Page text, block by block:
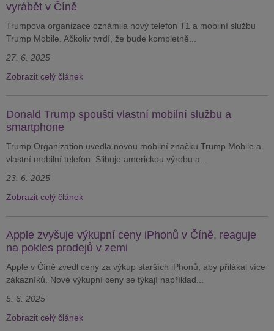
vyrábět v Číně
Trumpova organizace oznámila nový telefon T1 a mobilní službu
Trump Mobile. Ačkoliv tvrdí, že bude kompletně...
27. 6. 2025
Zobrazit celý článek
Donald Trump spouští vlastní mobilní službu a
smartphone
Trump Organization uvedla novou mobilní značku Trump Mobile a
vlastní mobilní telefon. Slibuje americkou výrobu a...
23. 6. 2025
Zobrazit celý článek
Apple zvyšuje výkupní ceny iPhonů v Číně, reaguje
na pokles prodejů v zemi
Apple v Číně zvedl ceny za výkup starších iPhonů, aby přilákal více
zákazníků. Nové výkupní ceny se týkají například...
5. 6. 2025
Zobrazit celý článek